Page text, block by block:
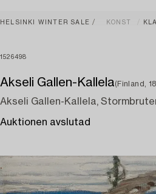
HELSINKI WINTER SALE KONST
1526498
Akseli Gallen-Kallela(Finland,
Akseli Gallen-Kallela,
Auktionen avslutad